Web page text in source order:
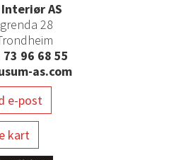
AS
28
96 68 55
as.com
e-post
kart